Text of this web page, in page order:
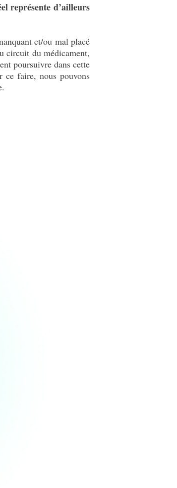
représente d’ailleurs
et/ou mal placé
circuit du médicament,
poursuivre dans cette
ce faire, nous pouvons